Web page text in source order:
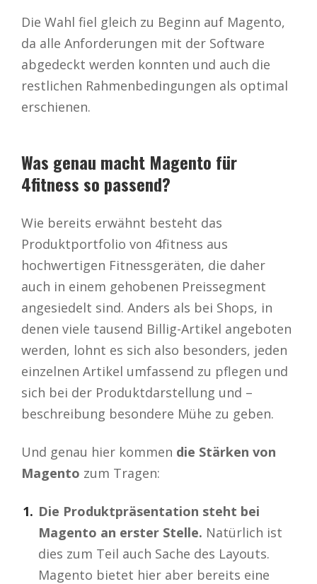
Die Wahl fiel gleich zu Beginn auf Magento,
da alle Anforderungen mit der Software
abgedeckt werden konnten und auch die
restlichen Rahmenbedingungen als optimal
erschienen.
Was genau macht Magento für
4fitness so passend?
Wie bereits erwähnt besteht das
Produktportfolio von 4fitness aus
hochwertigen Fitnessgeräten, die daher
auch in einem gehobenen Preissegment
angesiedelt sind. Anders als bei Shops, in
denen viele tausend Billig-Artikel angeboten
werden, lohnt es sich also besonders, jeden
einzelnen Artikel umfassend zu pflegen und
sich bei der Produktdarstellung und –
beschreibung besondere Mühe zu geben.
Und genau hier kommen die Stärken von
Magento zum Tragen:
Die Produktpräsentation steht bei
Magento an erster Stelle. Natürlich ist
dies zum Teil auch Sache des Layouts.
Magento bietet hier aber bereits eine